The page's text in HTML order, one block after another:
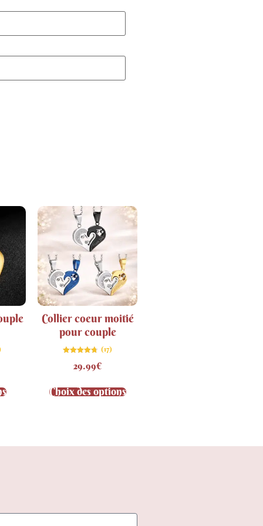
Collier coeur moitié
pour couple
4.76
sur 5
(17)
29.99€
Choix des options